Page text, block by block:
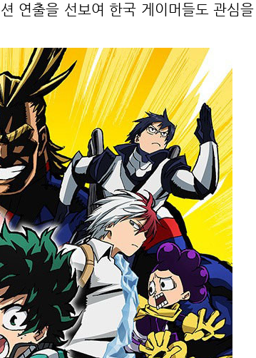
연출을 선보여 한국 게이머들도 관심을